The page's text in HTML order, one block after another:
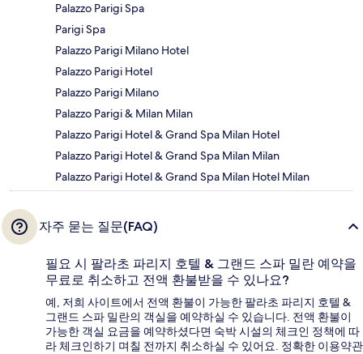
Palazzo Parigi Spa
Parigi Spa
Palazzo Parigi Milano Hotel
Palazzo Parigi Hotel
Palazzo Parigi Milano
Palazzo Parigi & Milan Milan
Palazzo Parigi Hotel & Grand Spa Milan Hotel
Palazzo Parigi Hotel & Grand Spa Milan Milan
Palazzo Parigi Hotel & Grand Spa Milan Hotel Milan
자주 묻는 질문(FAQ)
필요 시 팔라초 파리지 호텔 & 그랜드 스파 밀란 예약을
무료로 취소하고 전액 환불받을 수 있나요?
예, 저희 사이트에서 전액 환불이 가능한 팔라초 파리지 호텔 &
그랜드 스파 밀란의 객실을 예약하실 수 있습니다. 전액 환불이
가능한 객실 요금을 예약하셨다면 숙박 시설의 체크인 정책에 따
라 체크인하기 며칠 전까지 취소하실 수 있어요. 정확한 이용약관